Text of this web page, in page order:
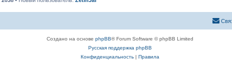
Создано на основе phpBB® Forum Software © phpBB Limited
Русская поддержка phpBB
Конфиденциальность| Правила